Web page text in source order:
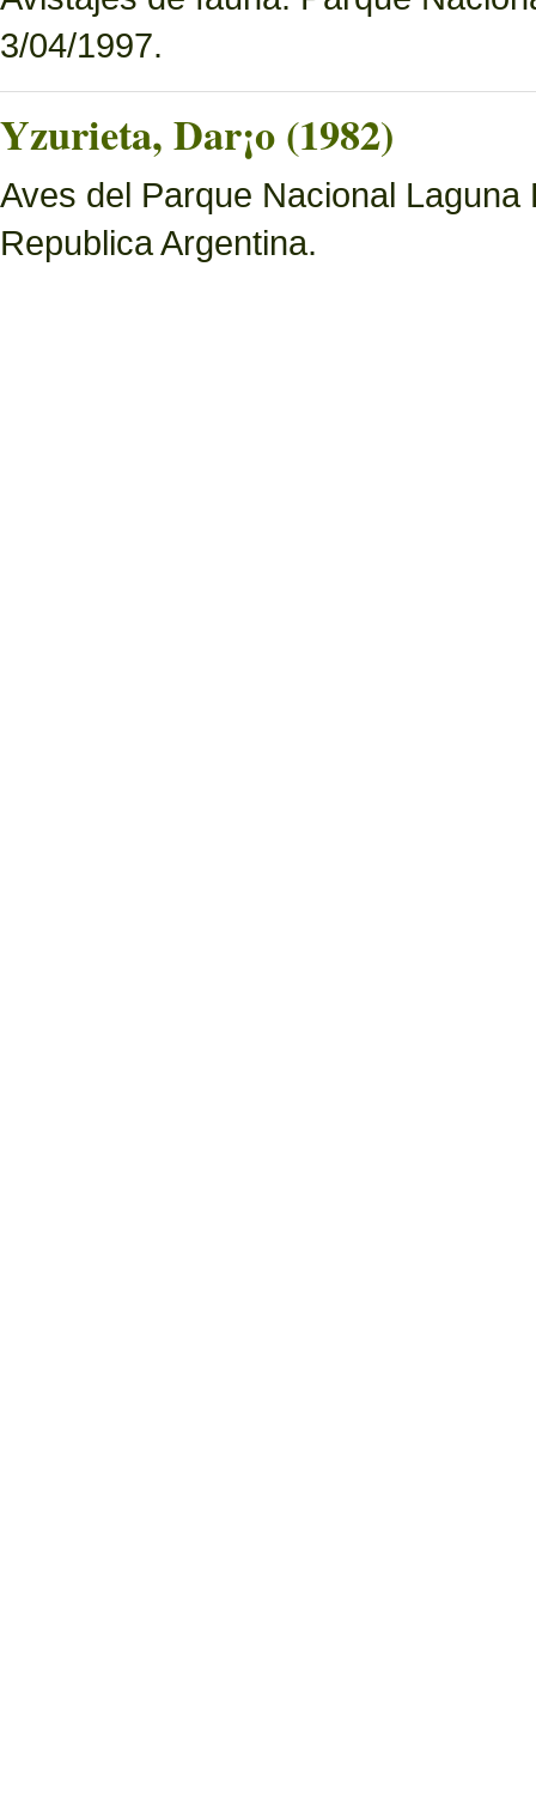
3/04/1997.
Yzurieta, Dar¡o (1982)
Aves del Parque Nacional
Republica Argentina.